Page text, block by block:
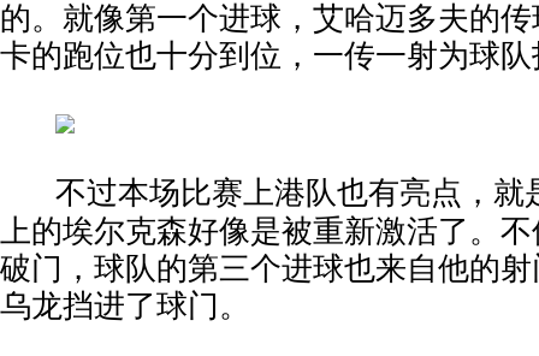
的。就像第一个进球，艾哈迈多夫的
卡的跑位也十分到位，一传一射为球
不过本场比赛上港队也有亮点，就
上的埃尔克森好像是被重新激活了。
破门，球队的第三个进球也来自他的
乌龙挡进了球门。